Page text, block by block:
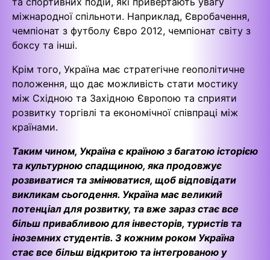
міжнародної спільноти. Наприклад, Євробачення,
чемпіонат з футболу Євро 2012, чемпіонат світу з
боксу та інші.
Крім того, Україна має стратегічне геополітичне
положення, що дає можливість стати мостику
між Східною та Західною Європою та сприяти
розвитку торгівлі та економічної співпраці між
країнами.
Таким чином, Україна є країною з багатою історією
та культурною спадщиною, яка продовжує
розвиватися та змінюватися, щоб відповідати
викликам сьогодення. Україна має великий
потенціал для розвитку, та вже зараз стає все
більш привабливою для інвесторів, туристів та
іноземних студентів. З кожним роком Україна
стає все більш відкритою та інтегрованою у